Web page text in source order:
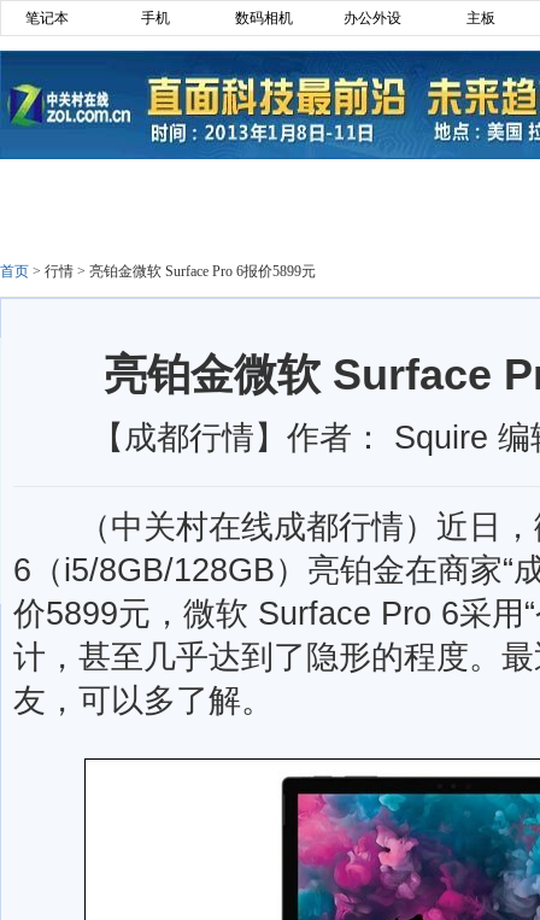
笔记本 手机 数码相机 办公外设 主板
首页 > 行情 > 亮铂金微软 Surface Pro 6报价5899元
亮铂金微软 Surface
【成都行情】作者： Squire
（中关村在线成都行情）近日，
6（i5/8GB/128GB）亮铂金在商家“
价5899元，微软 Surface Pro 6采用
计，甚至几乎达到了隐形的程度。
友，可以多了解。